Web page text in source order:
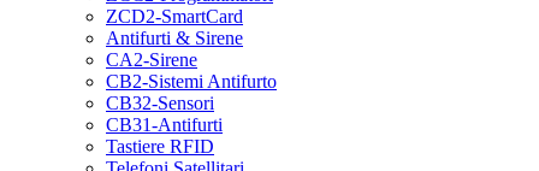
ZCD2-SmartCard
Antifurti & Sirene
CA2-Sirene
CB2-Sistemi Antifurto
CB32-Sensori
CB31-Antifurti
Tastiere RFID